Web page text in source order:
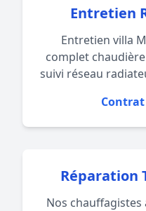
Entretien
Entretien villa
complet
suivi réseau
Réparation
Nos